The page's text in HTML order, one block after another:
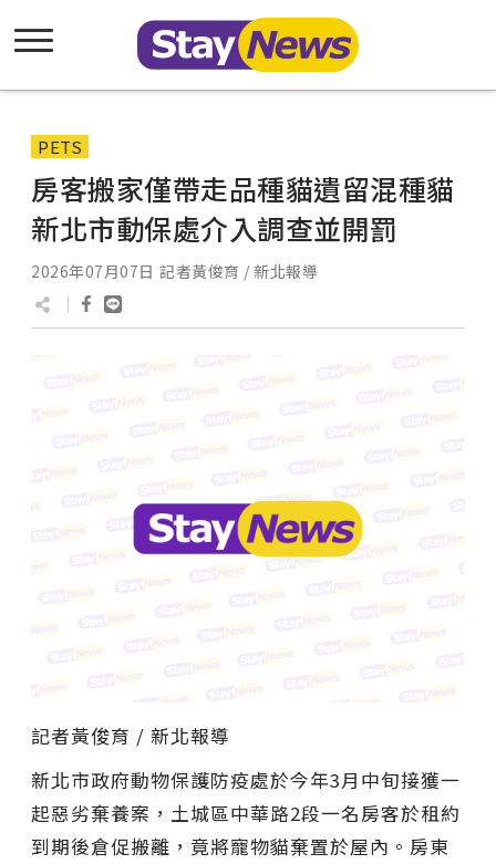
PETS
房客搬家僅帶走品種貓遺留混種貓
新北市動保處介入調查並開罰
2026年07月07日 記者黃俊育 / 新北報導
記者黃俊育 / 新北報導
新北市政府動物保護防疫處於今年3月中旬接獲一
起惡劣棄養案，土城區中華路2段一名房客於租約
到期後倉促搬離，竟將寵物貓棄置於屋內。房東